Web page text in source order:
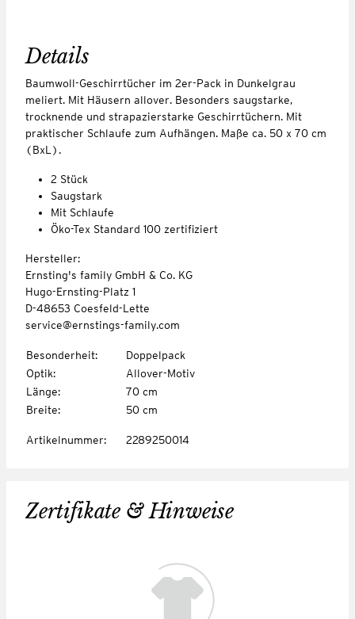
Details
Baumwoll-Geschirrtücher im 2er-Pack in Dunkelgrau
meliert. Mit Häusern allover. Besonders saugstarke,
trocknende und strapazierstarke Geschirrtüchern. Mit
praktischer Schlaufe zum Aufhängen. Maße ca. 50 x 70 cm
(BxL).
2 Stück
Saugstark
Mit Schlaufe
Öko-Tex Standard 100 zertifiziert
Hersteller:
Ernsting's family GmbH & Co. KG
Hugo-Ernsting-Platz 1
D-48653 Coesfeld-Lette
service@ernstings-family.com
Besonderheit:
Doppelpack
Optik:
Allover-Motiv
Länge:
70 cm
Breite: 50 cm
Artikelnummer: 2289250014
Zertifikate & Hinweise